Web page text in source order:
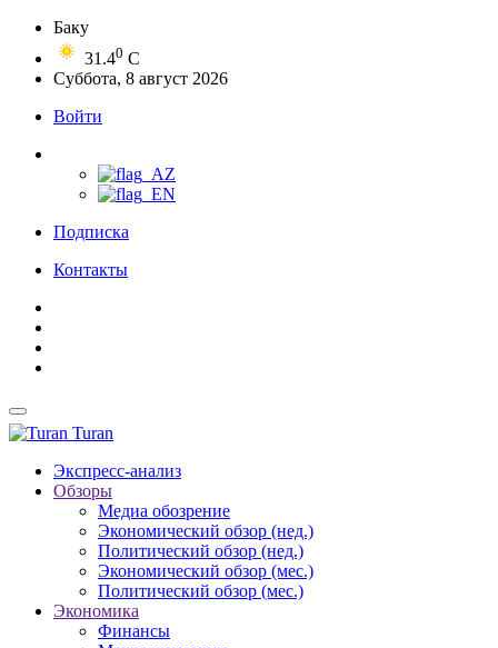
Баку
31.40 C
Суббота, 8 август 2026
Войти
Подписка
Контакты
Turan
Экспресс-анализ
Обзоры
Медиа обозрение
Экономический обзор (нед.)
Политический обзор (нед.)
Экономический обзор (мес.)
Политический обзор (мес.)
Экономика
Финансы